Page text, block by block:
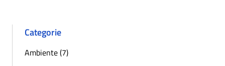
Categorie
Ambiente (7)